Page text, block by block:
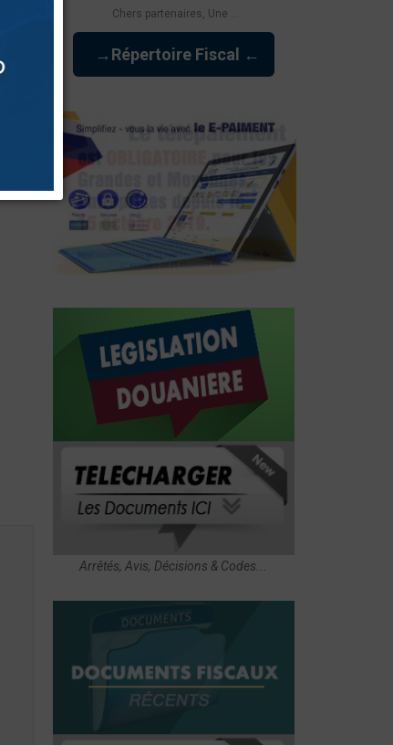
Chers partenaires, Une ...
→Répertoire Fiscal ←
Arrêtés, Avis, Décisions & Codes...